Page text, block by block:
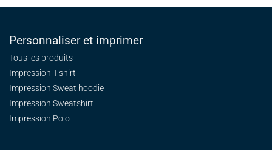
Personnaliser et imprimer
Tous les produits
Impression T-shirt
Impression Sweat hoodie
Impression Sweatshirt
Impression Polo